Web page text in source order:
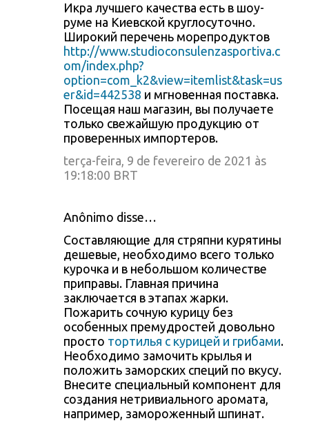
Икра лучшего качества есть в шоу-
руме на Киевской круглосуточно.
Широкий перечень морепродуктов
http://www.studioconsulenzasportiva.c
om/index.php?
option=com_k2&view=itemlist&task=us
er&id=442538 и мгновенная поставка.
Посещая наш магазин, вы получаете
только свежайшую продукцию от
проверенных импортеров.
terça-feira, 9 de fevereiro de 2021 às
19:18:00 BRT
Anônimo disse…
Составляющие для стряпни курятины
дешевые, необходимо всего только
курочка и в небольшом количестве
приправы. Главная причина
заключается в этапах жарки.
Пожарить сочную курицу без
особенных премудростей довольно
просто тортилья с курицей и грибами.
Необходимо замочить крылья и
положить заморских специй по вкусу.
Внесите специальный компонент для
создания нетривиального аромата,
например, замороженный шпинат.